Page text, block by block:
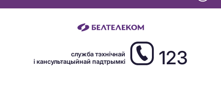
служба тэхнічнай
і кансультацыйнай падтрымкі
123